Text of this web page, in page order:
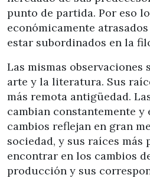
punto de partida. Por eso
económicamente
estar subordinados en la
Las mismas observaciones
arte y la literatura. Sus
más remota antigüedad.
cambian constantemente y
cambios reflejan en gran
sociedad, y sus raíces más
encontrar en los cambios
producción y sus